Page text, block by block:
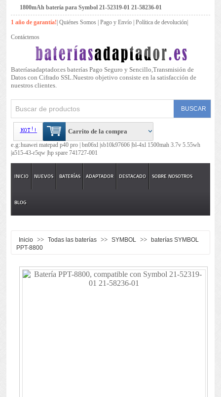
1800mAh batería para Symbol 21-52319-01 21-58236-01
1 año de garantía! |Quiénes Somos |Pago y Envío |Política de devolución
Contáctenos
Bateríasadaptador.es baterías Pago Seguro y Sencillo,Transmisión de
Datos con Cifrado SSL.Nuestro objetivo consiste en la satisfacción de
nuestros clientes.
Carrito de la compra
e.g:huawei matepad p40 pro |bn06xl |sb10k97606 |bl-4xl 1500mah 3.7v 5.55wh
|a515-43-r5qw |hp spare 741727-001
INICIO NUEVOS BATERÍAS ADAPTADOR DESTACADO SOBRE NOSOTROS
BLOG
Inicio >> Todas las baterías >> SYMBOL >>
baterías SYMBOL
PPT-8800